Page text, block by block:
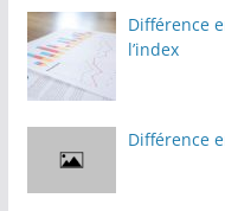
Différence
l’index
Différence